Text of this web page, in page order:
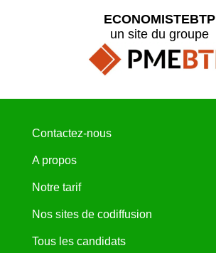
ECONOMISTEBTP
un site du groupe
Contactez-nous
A propos
Notre tarif
Nos sites de codiffusion
Tous les candidats